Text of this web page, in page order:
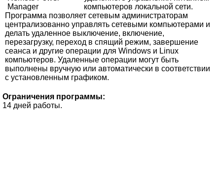
компьютеров локальной сети.
Программа позволяет сетевым администраторам
централизованно управлять сетевыми компьютерами и
делать удаленное выключение, включение,
перезагрузку, переход в спящий режим, завершение
сеанса и другие операции для Windows и Linux
компьютеров. Удаленные операции могут быть
выполнены вручную или автоматически в соответствии
с установленным графиком.
Ограничения программы:
14 дней работы.